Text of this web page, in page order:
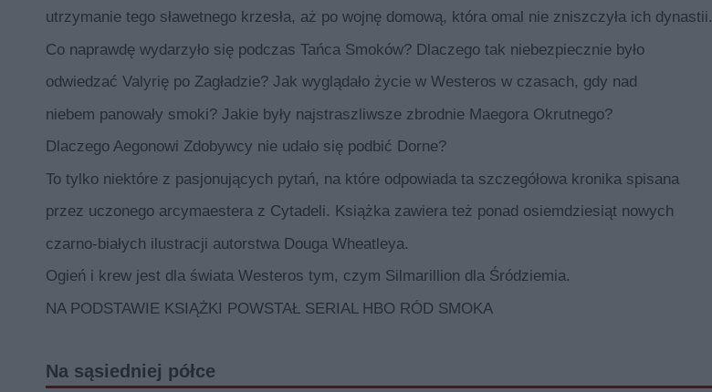
utrzymanie tego sławetnego krzesła, aż po wojnę domową, która omal nie zniszczyła ich dynastii.
Co naprawdę wydarzyło się podczas Tańca Smoków? Dlaczego tak niebezpiecznie było
odwiedzać Valyrię po Zagładzie? Jak wyglądało życie w Westeros w czasach, gdy nad
niebem panowały smoki? Jakie były najstraszliwsze zbrodnie Maegora Okrutnego?
Dlaczego Aegonowi Zdobywcy nie udało się podbić Dorne?
To tylko niektóre z pasjonujących pytań, na które odpowiada ta szczegółowa kronika spisana
przez uczonego arcymaestera z Cytadeli. Książka zawiera też ponad osiemdziesiąt nowych
czarno-białych ilustracji autorstwa Douga Wheatleya.
Ogień i krew jest dla świata Westeros tym, czym Silmarillion dla Śródziemia.
NA PODSTAWIE KSIĄŻKI POWSTAŁ SERIAL HBO RÓD SMOKA
Na sąsiedniej półce